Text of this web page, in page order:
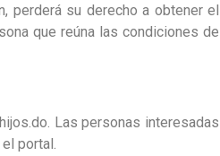
perderá su derecho a obtener el
que reúna las condiciones de
Las personas interesadas
portal.